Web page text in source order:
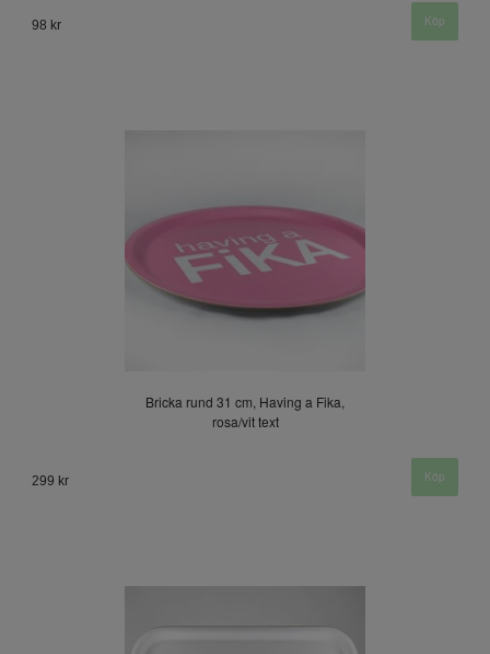
98 kr
Bricka rund 31 cm, Having a Fika,
rosa/vit text
299 kr